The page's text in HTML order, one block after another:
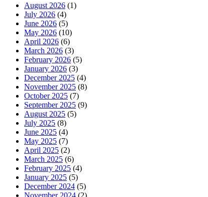
August 2026 (1)
July 2026 (4)
June 2026 (5)
May 2026 (10)
April 2026 (6)
March 2026 (3)
February 2026 (5)
January 2026 (3)
December 2025 (4)
November 2025 (8)
October 2025 (7)
September 2025 (9)
August 2025 (5)
July 2025 (8)
June 2025 (4)
May 2025 (7)
April 2025 (2)
March 2025 (6)
February 2025 (4)
January 2025 (5)
December 2024 (5)
November 2024 (2)